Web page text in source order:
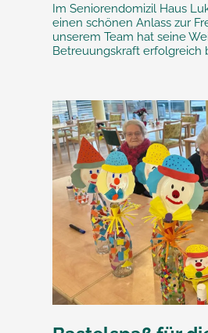
Im Seniorendomizil Haus
einen schönen Anlass zur
unserem Team hat seine
Betreuungskraft erfolgreich